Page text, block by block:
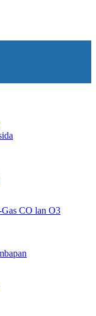
CO lan O3